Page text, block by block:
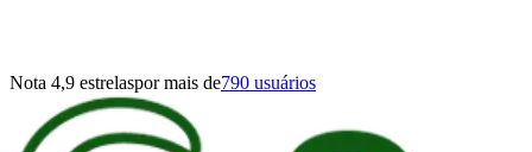
Nota 4,9 estrelaspor mais de790 usuários